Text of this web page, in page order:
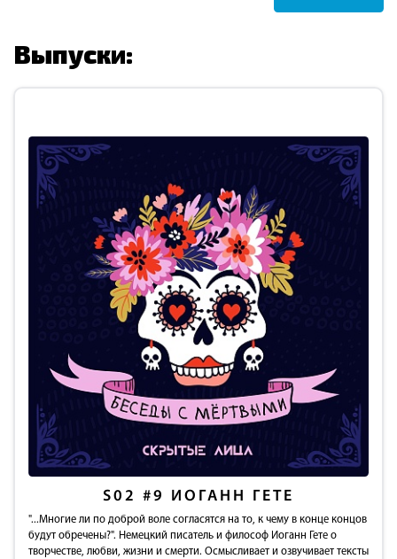
Выпуски:
S02 #9 ИОГАНН ГЕТЕ
"...Многие ли по доброй воле согласятся на то, к чему в конце концов
будут обречены?". Немецкий писатель и философ Иоганн Гете о
творчестве, любви, жизни и смерти. Осмысливает и озвучивает тексты